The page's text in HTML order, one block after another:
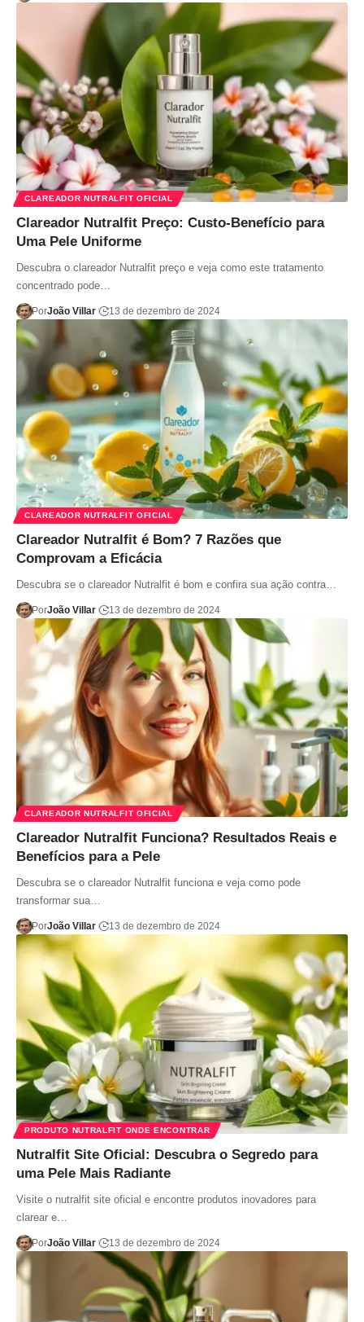
CLAREADOR NUTRALFIT OFICIAL
Clareador Nutralfit Preço: Custo-Benefício para
Uma Pele Uniforme
Descubra o clareador Nutralfit preço e veja como este tratamento
concentrado pode…
PorJoão Villar 13 de dezembro de 2024
CLAREADOR NUTRALFIT OFICIAL
Clareador Nutralfit é Bom? 7 Razões que
Comprovam a Eficácia
Descubra se o clareador Nutralfit é bom e confira sua ação contra…
PorJoão Villar 13 de dezembro de 2024
CLAREADOR NUTRALFIT OFICIAL
Clareador Nutralfit Funciona? Resultados Reais e
Benefícios para a Pele
Descubra se o clareador Nutralfit funciona e veja como pode
transformar sua…
PorJoão Villar 13 de dezembro de 2024
PRODUTO NUTRALFIT ONDE ENCONTRAR
Nutralfit Site Oficial: Descubra o Segredo para
uma Pele Mais Radiante
Visite o nutralfit site oficial e encontre produtos inovadores para
clarear e…
PorJoão Villar 13 de dezembro de 2024